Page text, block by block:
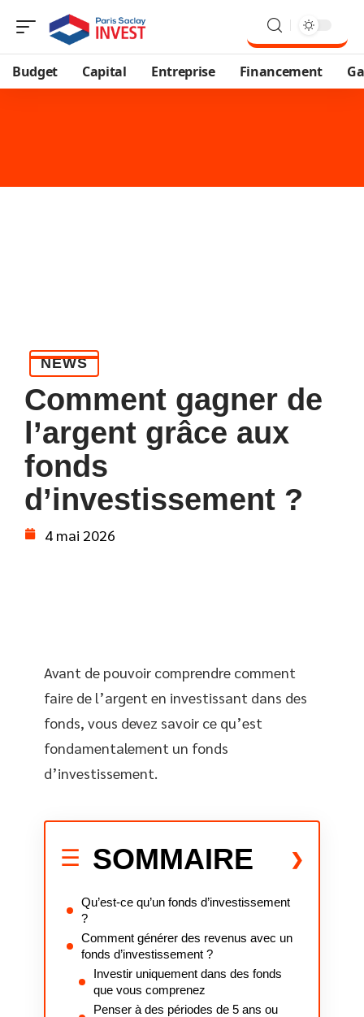
Budget Capital Entreprise Financement
NEWS
Comment gagner de
l’argent grâce aux
fonds
d’investissement ?
4 mai 2026
Avant de pouvoir comprendre comment
faire de l’argent en investissant dans des
fonds, vous devez savoir ce qu’est
fondamentalement un fonds
d’investissement.
SOMMAIRE
Qu’est-ce qu’un fonds d’investissement
?
Comment générer des revenus avec un
fonds d’investissement ?
Investir uniquement dans des fonds
que vous comprenez
Penser à des périodes de 5 ans ou